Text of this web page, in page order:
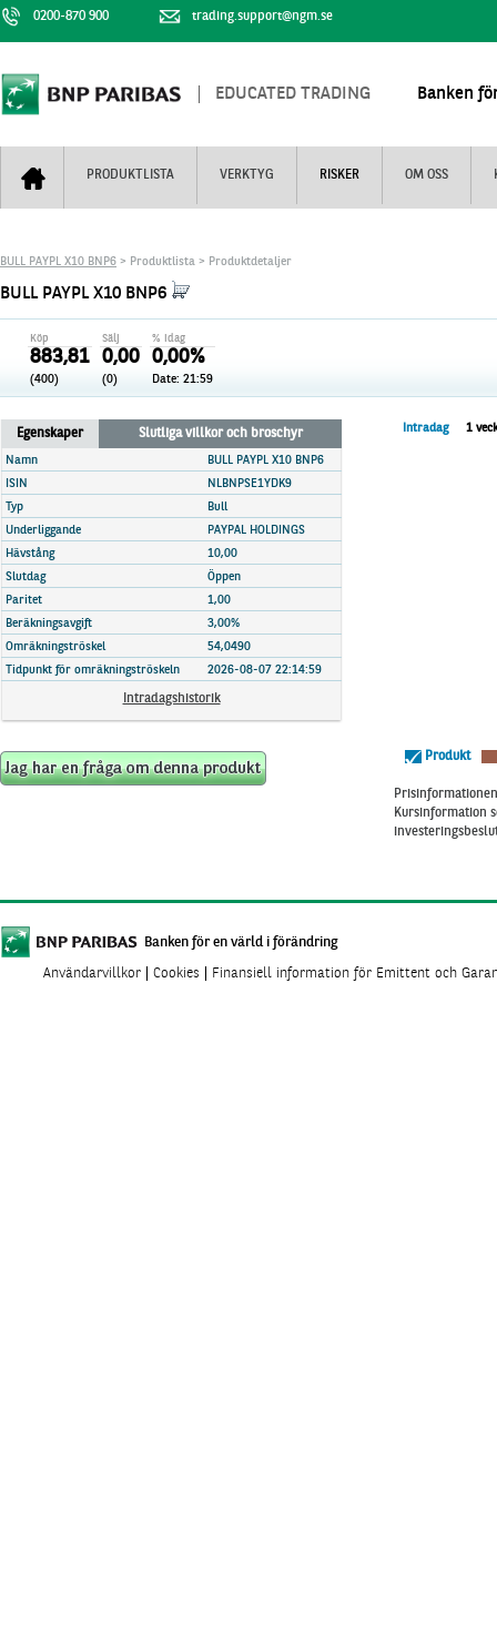
0200-870 900 trading.support@ngm.se
EDUCATED TRADING Banken
PRODUKTLISTA VERKTYG RISKER OM OSS
Mini Futures
Unlimited Turbos
Nya produkter
Stoppade & förfallna produkter
Utsålda produkter
Nyhestbrev+
Realtidskurser
Knock-plocken
Kunskapscentra+
Hur handlar jag
Marknadsöversikt
Finansiell information
BULL PAYPL X10 BNP6 > Produktlista > Produktdetaljer
BULL PAYPL X10 BNP6
Köp
883,81
(400)
Sälj
0,00
(0)
% idag
0,00%
Date: 21:59
Egenskaper Slutliga villkor och broschyr
Namn
BULL PAYPL X10 BNP6
ISIN
NLBNPSE1YDK9
Typ
Bull
Underliggande
PAYPAL HOLDINGS
Hävstång
10,00
Slutdag
Öppen
Paritet
1,00
Beräkningsavgift
3,00%
Omräkningströskel
54,0490
Tidpunkt för omräkningströskeln
2026-08-07 22:14:59
Intradagshistorik
Intradag 1
Produkt
Kursinformation
Banken för en värld i förändring
Användarvillkor Cookies Finansiell information för Emittent och